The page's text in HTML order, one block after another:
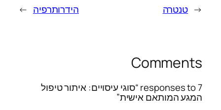
← טנטרה הידרותרפיה →
Comments
7 responses to “סוגי עיסויים: איתור טיפול
המגע המותאם אישית”